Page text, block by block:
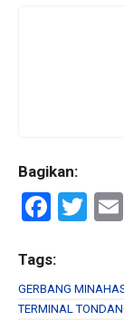
Bagikan:
F
ce
b
T
er
Tags:
GERBANG
TERMINAL